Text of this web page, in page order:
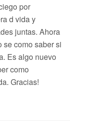
por
d vida y
juntas. Ahora
como saber si
Es algo nuevo
como
Gracias!